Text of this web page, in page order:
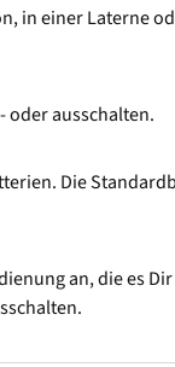
in einer Laterne
oder ausschalten.
Die
an, die es